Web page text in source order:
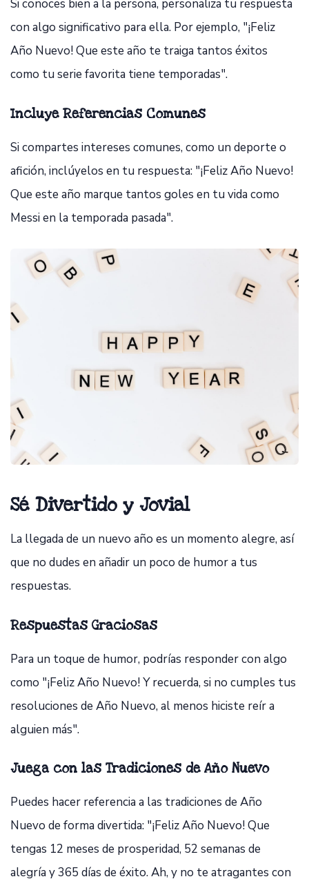
Si conoces bien a la persona, personaliza tu respuesta
con algo significativo para ella. Por ejemplo, "¡Feliz
Año Nuevo! Que este año te traiga tantos éxitos
como tu serie favorita tiene temporadas".
Incluye Referencias Comunes
Si compartes intereses comunes, como un deporte o
afición, inclúyelos en tu respuesta: "¡Feliz Año Nuevo!
Que este año marque tantos goles en tu vida como
Messi en la temporada pasada".
Sé Divertido y Jovial
La llegada de un nuevo año es un momento alegre, así
que no dudes en añadir un poco de humor a tus
respuestas.
Respuestas Graciosas
Para un toque de humor, podrías responder con algo
como "¡Feliz Año Nuevo! Y recuerda, si no cumples tus
resoluciones de Año Nuevo, al menos hiciste reír a
alguien más".
Juega con las Tradiciones de Año Nuevo
Puedes hacer referencia a las tradiciones de Año
Nuevo de forma divertida: "¡Feliz Año Nuevo! Que
tengas 12 meses de prosperidad, 52 semanas de
alegría y 365 días de éxito. Ah, y no te atragantes con